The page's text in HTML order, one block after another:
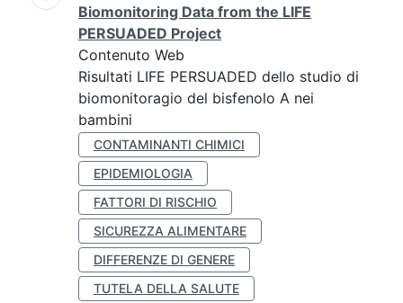
Biomonitoring Data from the LIFE
PERSUADED Project
Contenuto Web
Risultati LIFE PERSUADED dello studio di
biomonitoragio del bisfenolo A nei
bambini
CONTAMINANTI CHIMICI
EPIDEMIOLOGIA
FATTORI DI RISCHIO
SICUREZZA ALIMENTARE
DIFFERENZE DI GENERE
TUTELA DELLA SALUTE